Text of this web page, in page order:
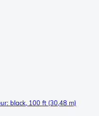
black, 100 ft (30,48 m)